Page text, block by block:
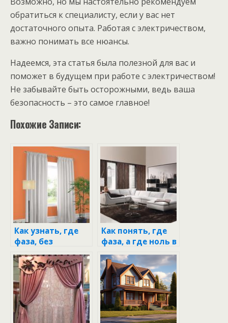
обратиться к специалисту, если у вас нет
достаточного опыта. Работая с электричеством,
важно понимать все нюансы.
Надеемся, эта статья была полезной для вас и
поможет в будущем при работе с электричеством!
Не забывайте быть осторожными, ведь ваша
безопасность – это самое главное!
Похожие Записи:
Как узнать, где
фаза, без
индикаторной
отвертки
Как понять, где
фаза, а где ноль в
проводах одного
цвета